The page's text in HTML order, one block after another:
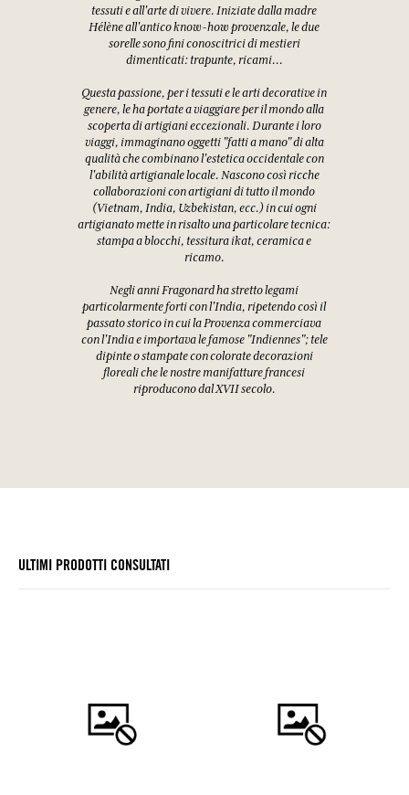
tessuti e all'arte di vivere. Iniziate dalla madre
Hélène all'antico know-how provenzale, le due
sorelle sono fini conoscitrici di mestieri
dimenticati: trapunte, ricami...
Questa passione, per i tessuti e le arti decorative in
genere, le ha portate a viaggiare per il mondo alla
scoperta di artigiani eccezionali. Durante i loro
viaggi, immaginano oggetti "fatti a mano" di alta
qualità che combinano l'estetica occidentale con
l'abilità artigianale locale. Nascono così ricche
collaborazioni con artigiani di tutto il mondo
(Vietnam, India, Uzbekistan, ecc.) in cui ogni
artigianato mette in risalto una particolare tecnica:
stampa a blocchi, tessitura ikat, ceramica e
ricamo.
Negli anni Fragonard ha stretto legami
particolarmente forti con l'India, ripetendo così il
passato storico in cui la Provenza commerciava
con l'India e importava le famose "Indiennes"; tele
dipinte o stampate con colorate decorazioni
floreali che le nostre manifatture francesi
riproducono dal XVII secolo.
ULTIMI PRODOTTI CONSULTATI